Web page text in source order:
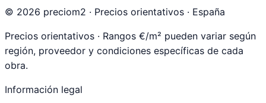
© 2026 preciom2 · Precios orientativos · España
Precios orientativos · Rangos €/m² pueden variar según
región, proveedor y condiciones específicas de cada
obra.
Información legal